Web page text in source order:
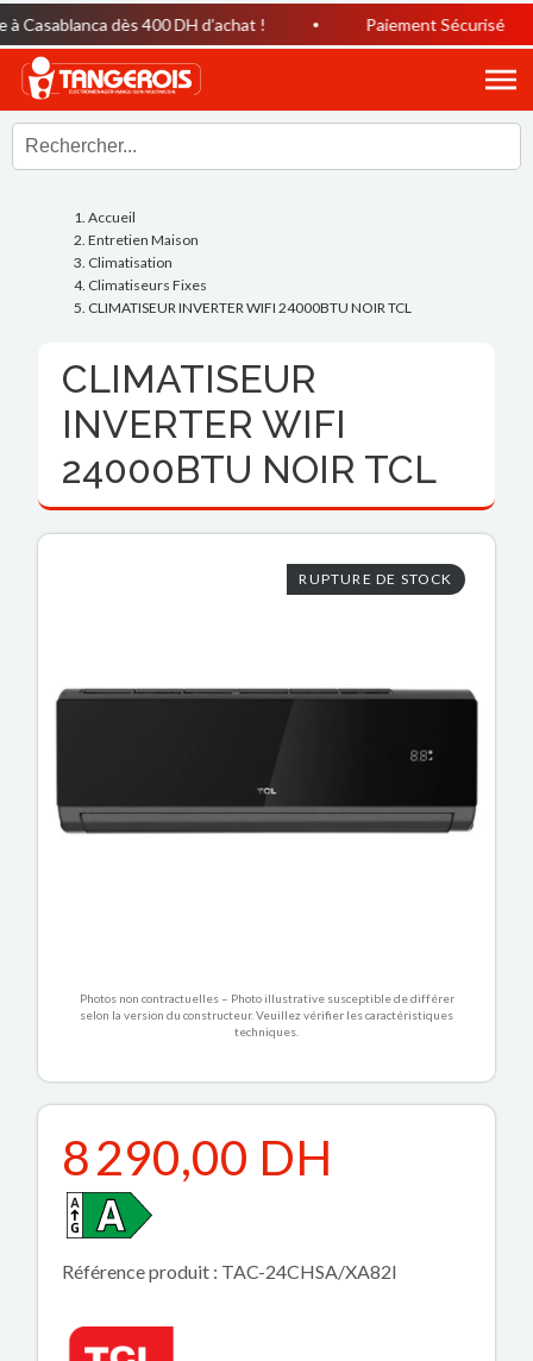
dès 400 DH d’achat ! Paiement Sécurisé
Accueil
Entretien Maison
Climatisation
Climatiseurs Fixes
CLIMATISEUR INVERTER WIFI 24000BTU NOIR TCL
CLIMATISEUR
INVERTER WIFI
24000BTU NOIR TCL
RUPTURE DE STOCK
Photos non contractuelles – Photo illustrative susceptible de différer
selon la version du constructeur. Veuillez vérifier les caractéristiques
techniques.
8 290,00 DH
Référence produit : TAC-24CHSA/XA82I